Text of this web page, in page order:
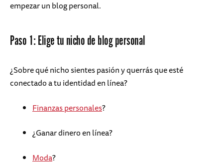
empezar un blog personal.
Paso 1: Elige tu nicho de blog personal
¿Sobre qué nicho sientes pasión y querrás que esté
conectado a tu identidad en línea?
Finanzas personales?
¿Ganar dinero en línea?
Moda?